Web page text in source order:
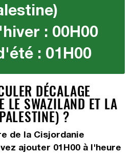
: 00H00
: 01H00
DÉCALAGE
LE SWAZILAND ET LA
?
de la Cisjordanie
ajouter 01H00à l'heure